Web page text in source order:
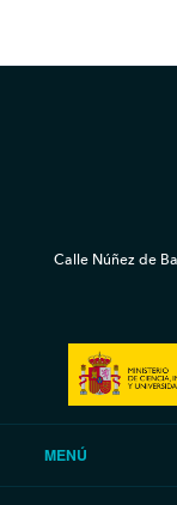
Calle Núñez de
MENÚ